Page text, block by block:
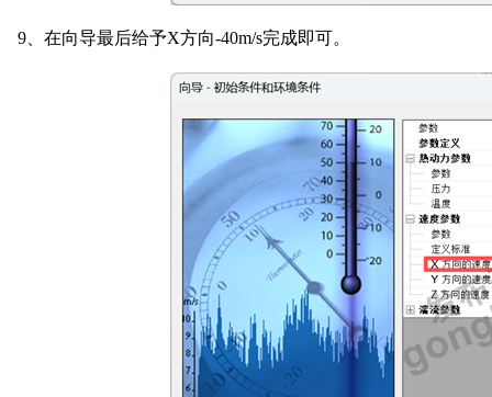
9 、在向导最后给予X方向-40m/s完成即可。